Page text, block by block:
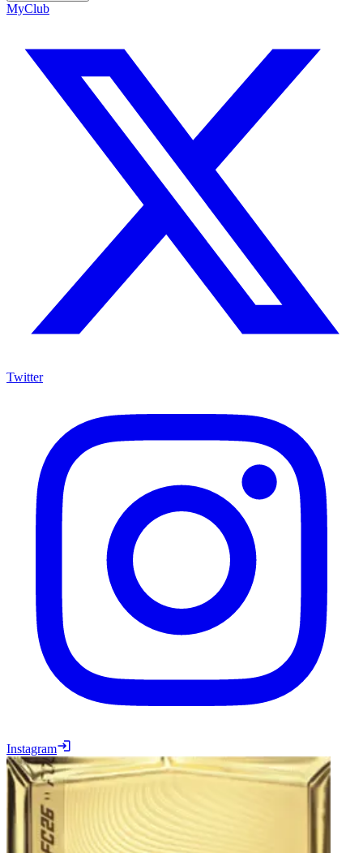
MyClub
Twitter
Instagram